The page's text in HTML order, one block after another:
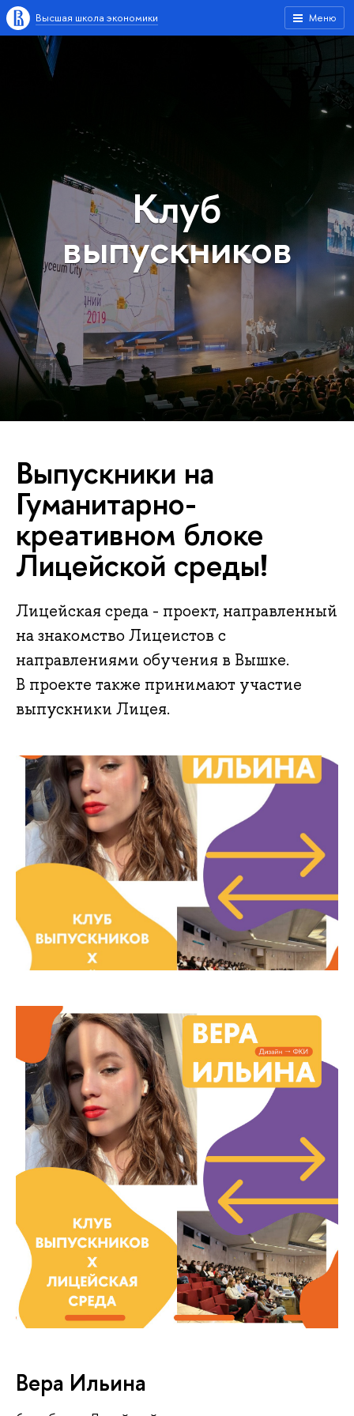
Меню
Высшая школа экономики
Клуб
выпускников
Выпускники на
Гуманитарно-
креативном блоке
Лицейской среды!
Лицейская среда - проект, направленный
на знакомство Лицеистов с
направлениями обучения в Вышке.
В проекте также принимают участие
выпускники Лицея.
Вера Ильина